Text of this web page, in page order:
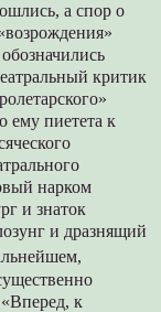
а спор о
критик
ему пиетета к
нарком
и знаток
и дразнящий
к